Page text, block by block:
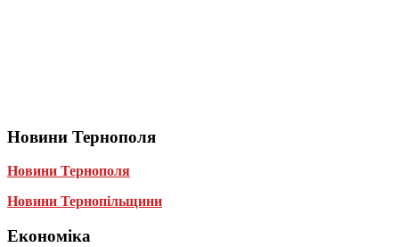
Новини Тернополя
Новини Тернополя
Новини Тернопільщини
Економіка